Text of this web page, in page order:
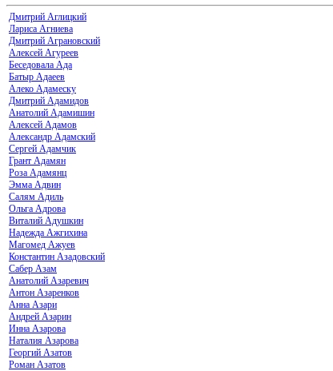
Дмитрий Аглицкий
Лариса Агниева
Дмитрий Аграновский
Алексей Агуреев
Беседовала Ада
Батыр Адаеев
Алеко Адамеску
Дмитрий Адамидов
Анатолий Адамишин
Алексей Адамов
Александр Адамский
Сергей Адамчик
Грант Адамян
Роза Адамянц
Эмма Адвин
Салям Адиль
Ольга Адрова
Виталий Адушкин
Надежда Ажгихина
Магомед Ажуев
Константин Азадовский
Сабер Азам
Анатолий Азаревич
Антон Азаренков
Анна Азари
Андрей Азарин
Инна Азарова
Наталия Азарова
Георгий Азатов
Роман Азатов